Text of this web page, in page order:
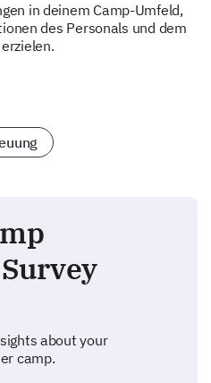
in deinem Camp-Umfeld,
des Personals und dem
about your
camp.